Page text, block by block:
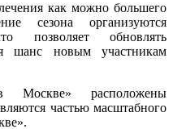
как можно большего
сезона организуются
позволяет обновлять
шанс новым участникам
Москве» расположены
частью масштабного